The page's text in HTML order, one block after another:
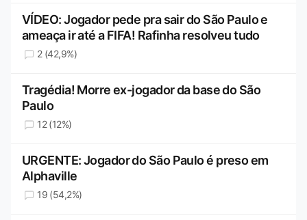
VÍDEO: Jogador pede pra sair do São Paulo e
ameaça ir até a FIFA! Rafinha resolveu tudo
2 (42,9%)
Tragédia! Morre ex-jogador da base do São
Paulo
12 (12%)
URGENTE: Jogador do São Paulo é preso em
Alphaville
19 (54,2%)